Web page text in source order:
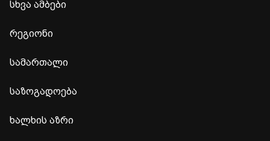
სხვა ამბები
რეგიონი
სამართალი
საზოგადოება
ხალხის აზრი